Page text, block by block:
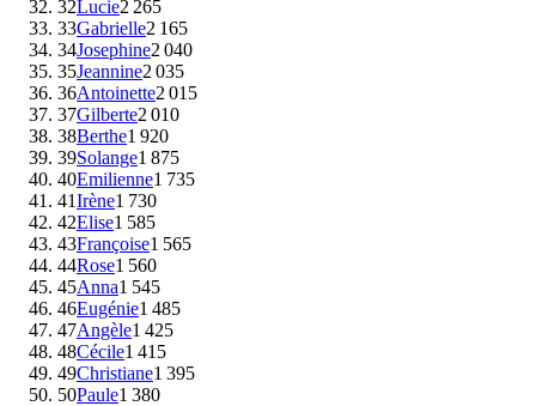
32Lucie2 265
33Gabrielle2 165
34Josephine2 040
35Jeannine2 035
36Antoinette2 015
37Gilberte2 010
38Berthe1 920
39Solange1 875
40Emilienne1 735
41Irène1 730
42Elise1 585
43Françoise1 565
44Rose1 560
45Anna1 545
46Eugénie1 485
47Angèle1 425
48Cécile1 415
49Christiane1 395
50Paule1 380